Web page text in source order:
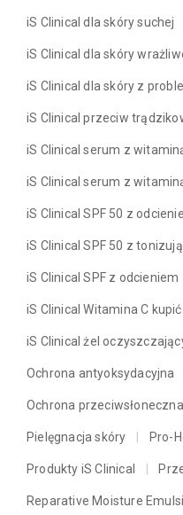
iS Clinical dla skóry suchej
iS Clinical dla skóry
iS Clinical dla skóry z
iS Clinical przeciw
iS Clinical serum z
iS Clinical serum z
iS Clinical SPF 50 z
iS Clinical SPF 50 z
iS Clinical SPF z odcieniem
iS Clinical Witamina C kupić
iS Clinical żel
Ochrona antyoksydacyjna
Ochrona przeciwsłoneczna
Pielęgnacja skóry Pro-
Produkty iS Clinical
Reparative Moisture